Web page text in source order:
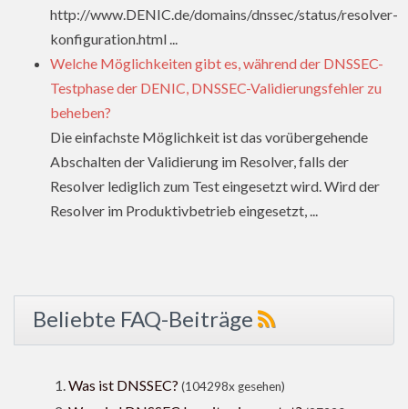
http://www.DENIC.de/domains/dnssec/status/resolver-
konfiguration.html ...
Welche Möglichkeiten gibt es, während der DNSSEC-
Testphase der DENIC, DNSSEC-Validierungsfehler zu
beheben?
Die einfachste Möglichkeit ist das vorübergehende
Abschalten der Validierung im Resolver, falls der
Resolver lediglich zum Test eingesetzt wird. Wird der
Resolver im Produktivbetrieb eingesetzt, ...
Beliebte FAQ-Beiträge
Was ist DNSSEC? (104298x gesehen)